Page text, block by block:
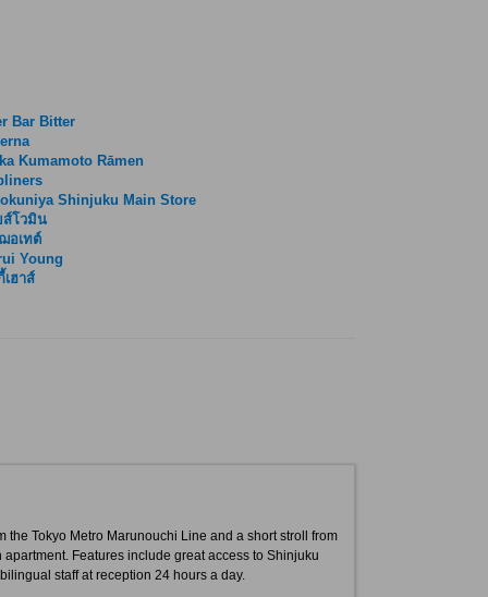
Bar Bitter
Kumamoto Rāmen
Shinjuku Main Store
ส์โวมิน
อเทต์
Young
ฮาส์
Tokyo Metro Marunouchi Line and a short stroll from
Features include great access to Shinjuku
staff at reception 24 hours a day.